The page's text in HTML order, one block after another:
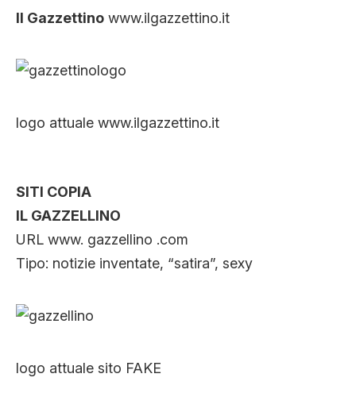
Il Gazzettino www.ilgazzettino.it
logo attuale www.ilgazzettino.it
SITI COPIA
IL GAZZELLINO
URL www. gazzellino .com
Tipo: notizie inventate, “satira”, sexy
logo attuale sito FAKE